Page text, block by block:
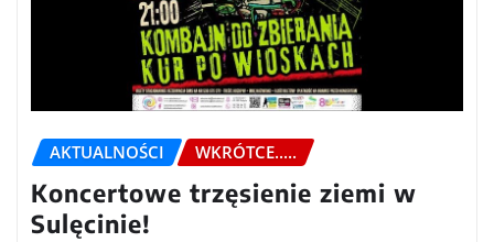
AKTUALNOŚCI WKRÓTCE.....
Koncertowe trzęsienie ziemi w
Sulęcinie!